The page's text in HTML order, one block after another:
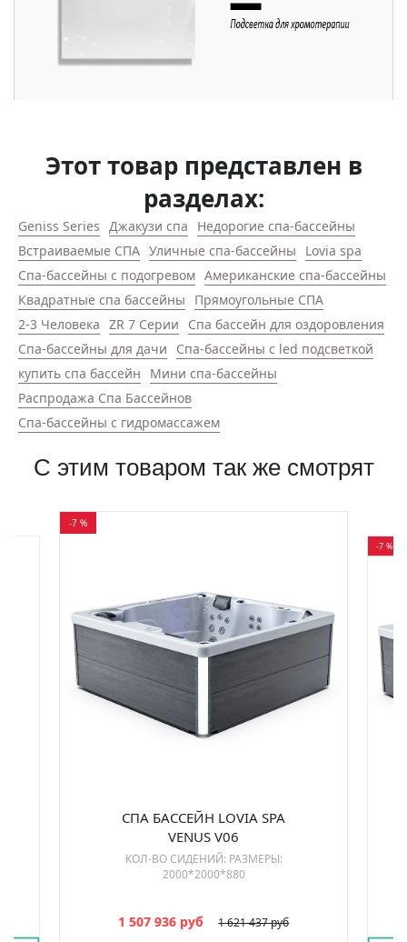
Этот товар представлен в
разделах:
Geniss Series Джакузи спа
Недорогие спа-бассейны
Встраиваемые СПА Уличные спа-бассейны
Lovia spa
Спа-бассейны с подогревом Американские спа-бассейны
Квадратные спа бассейны
Прямоугольные СПА
2-3 Человека ZR 7 Серии
Спа бассейн для оздоровления
Спа-бассейны для дачи
Спа-бассейны с led подсветкой
купить спа бассейн
Мини спа-бассейны
Распродажа Спа Бассейнов
Спа-бассейны с гидромассажем
С этим товаром так же смотрят
-7 %
СПА БАССЕЙН LOVIA SPA
VENUS V06
КОЛ-ВО СИДЕНИЙ: РАЗМЕРЫ:
2000*2000*880
1 621 437 руб
1 507 936 руб
-7 %